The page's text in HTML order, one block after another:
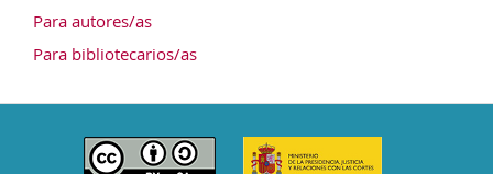
Para autores/as
Para bibliotecarios/as